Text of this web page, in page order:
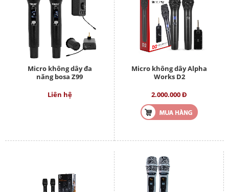
Micro không dây đa
năng bosa Z99
Liên hệ
Micro không dây Alpha
Works D2
2.000.000 Đ